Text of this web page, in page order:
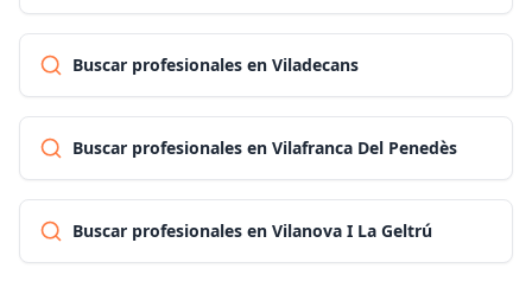
Buscar profesionales en Viladecans
Buscar profesionales en Vilafranca Del Penedès
Buscar profesionales en Vilanova I La Geltrú